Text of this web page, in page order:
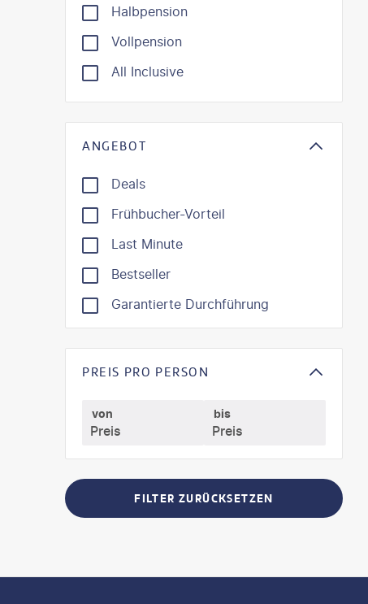
Halbpension
Vollpension
All Inclusive
ANGEBOT
Deals
Frühbucher-Vorteil
Last Minute
Bestseller
Garantierte Durchführung
PREIS PRO PERSON
von bis
FILTER ZURÜCKSETZEN